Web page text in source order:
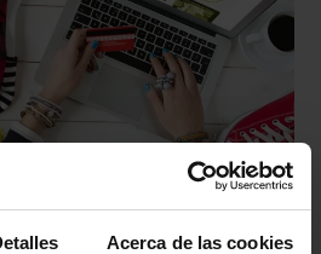
Acerca de las cookies
para certificar tu web y